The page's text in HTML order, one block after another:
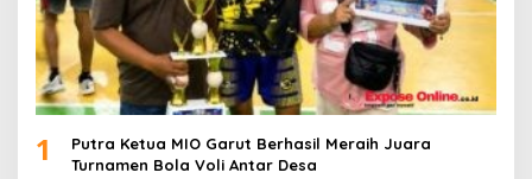
1
Putra Ketua MIO Garut Berhasil Meraih Juara
Turnamen Bola Voli Antar Desa